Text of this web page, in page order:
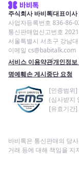
주식회사 바비톡대표이사
사업자등록번호 836-86-
통신판매업신고번호
서울특별시 서초구 강남
이메일 cs@babitalk.com
서비스 이용약관개인정보
명예훼손 게시중단 요청
[인증범위]
(심사받지
[유효기간
바비톡은 통신판매의 당
거래 등에 대해 책임을 지